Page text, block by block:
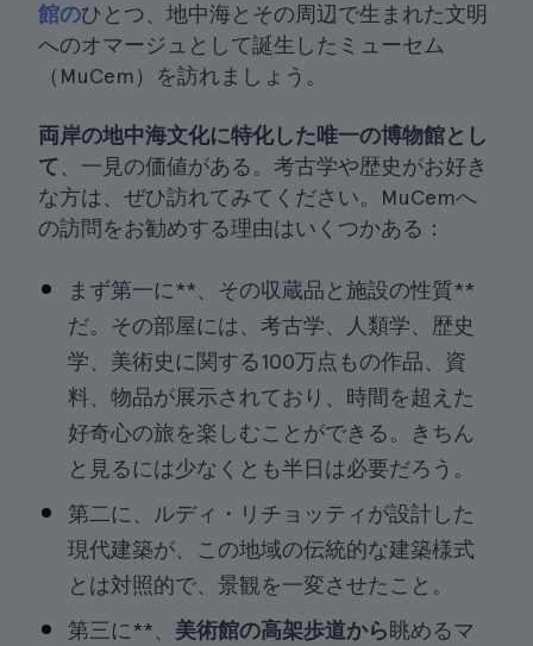
館のひとつ、地中海とその周辺で生まれた文明
へのオマージュとして誕生したミューセム
（MuCem）を訪れましょう。
両岸の地中海文化に特化した唯一の博物館とし
て 、一見の価値がある。考古学や歴史がお好き
な方は、ぜひ訪れてみてください。MuCemへ
の訪問をお勧めする理由はいくつかある：
まず第一に**、その収蔵品と施設の性質**
だ。その部屋には、考古学、人類学、歴史
学、美術史に関する100万点もの作品、資
料、物品が展示されており、時間を超えた
好奇心の旅を楽しむことができる。きちん
と見るには少なくとも半日は必要だろう。
第二に、ルディ・リチョッティが設計した
現代建築が、この地域の伝統的な建築様式
とは対照的で、景観を一変させたこと。
第三に**、 美術館の高架歩道から眺めるマ